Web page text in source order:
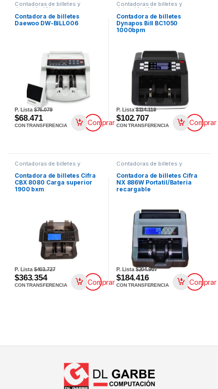
Contadoras de billetes y
detección UV
Contadora de billetes
Daewoo DW-BILL006
P. Lista$76.079
$68.471
CON TRANSFERENCIA Comprar
Contadoras de billetes y
detección UV
Contadora de billetes
Dynapos Bill BC1050
1000bpm
P. Lista$114.119
$102.707
CON TRANSFERENCIA Comprar
Contadoras de billetes y
detección UV
Contadora de billetes Cifra
CBX 8080 Carga superior
1900 bxm
P. Lista$403.727
$363.354
CON TRANSFERENCIA Comprar
Contadoras de billetes y
detección UV
Contadora de billetes Cifra
NX 886W Portatil/Bateria
recargable
P. Lista$204.907
$184.416
CON TRANSFERENCIA Comprar